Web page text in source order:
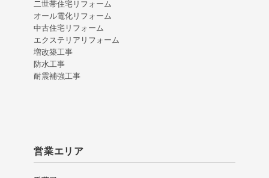
二世帯住宅リフォーム
オール電化リフォーム
中古住宅リフォーム
エクステリアリフォーム
増改築工事
防水工事
耐震補強工事
営業エリア